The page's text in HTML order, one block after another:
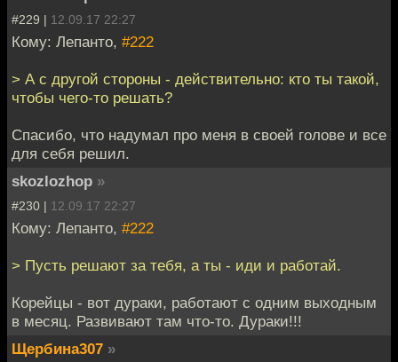
#229 | 12.09.17 22:27
Кому: Лепанто, #222
> А с другой стороны - действительно: кто ты такой,
чтобы чего-то решать?
Спасибо, что надумал про меня в своей голове и все
для себя решил.
skozlozhop »
#230 | 12.09.17 22:27
Кому: Лепанто, #222
> Пусть решают за тебя, а ты - иди и работай.
Корейцы - вот дураки, работают с одним выходным
в месяц. Развивают там что-то. Дураки!!!
Щербина307 »